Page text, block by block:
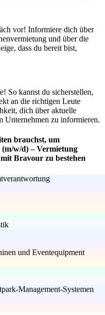
vor! Informiere dich über
und über die
dass du bereit bist,
So kannst du sicherstellen,
an die richtigen Leute
dich über aktuelle
Unternehmen zu informieren.
brauchst, um
w/d) – Vermietung
Bravour zu bestehen
und Eventequipment
Management-Systemen